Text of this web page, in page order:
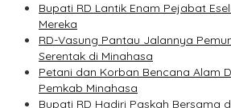
Bupati RD Lantik Enam Pejabat
Mereka
RD-Vasung Pantau Jalannya
Serentak di Minahasa
Petani dan Korban Bencana Alam
Pemkab Minahasa
Bupati RD Hadiri Paskah Bersama